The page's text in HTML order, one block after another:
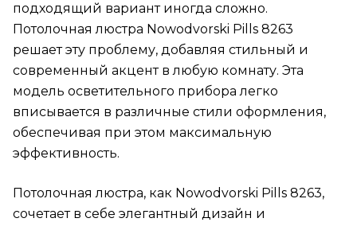
подходящий вариант иногда сложно.
Потолочная люстра Nowodvorski Pills 8263
решает эту проблему, добавляя стильный и
современный акцент в любую комнату. Эта
модель осветительного прибора легко
вписывается в различные стили оформления,
обеспечивая при этом максимальную
эффективность.
Потолочная люстра, как Nowodvorski Pills 8263,
сочетает в себе элегантный дизайн и